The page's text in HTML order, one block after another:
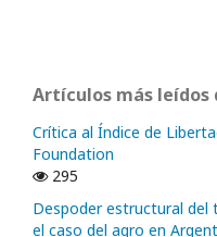
Artículos más leídos
Crítica al Índice de
Foundation
295
Despoder estructural
el caso del agro en